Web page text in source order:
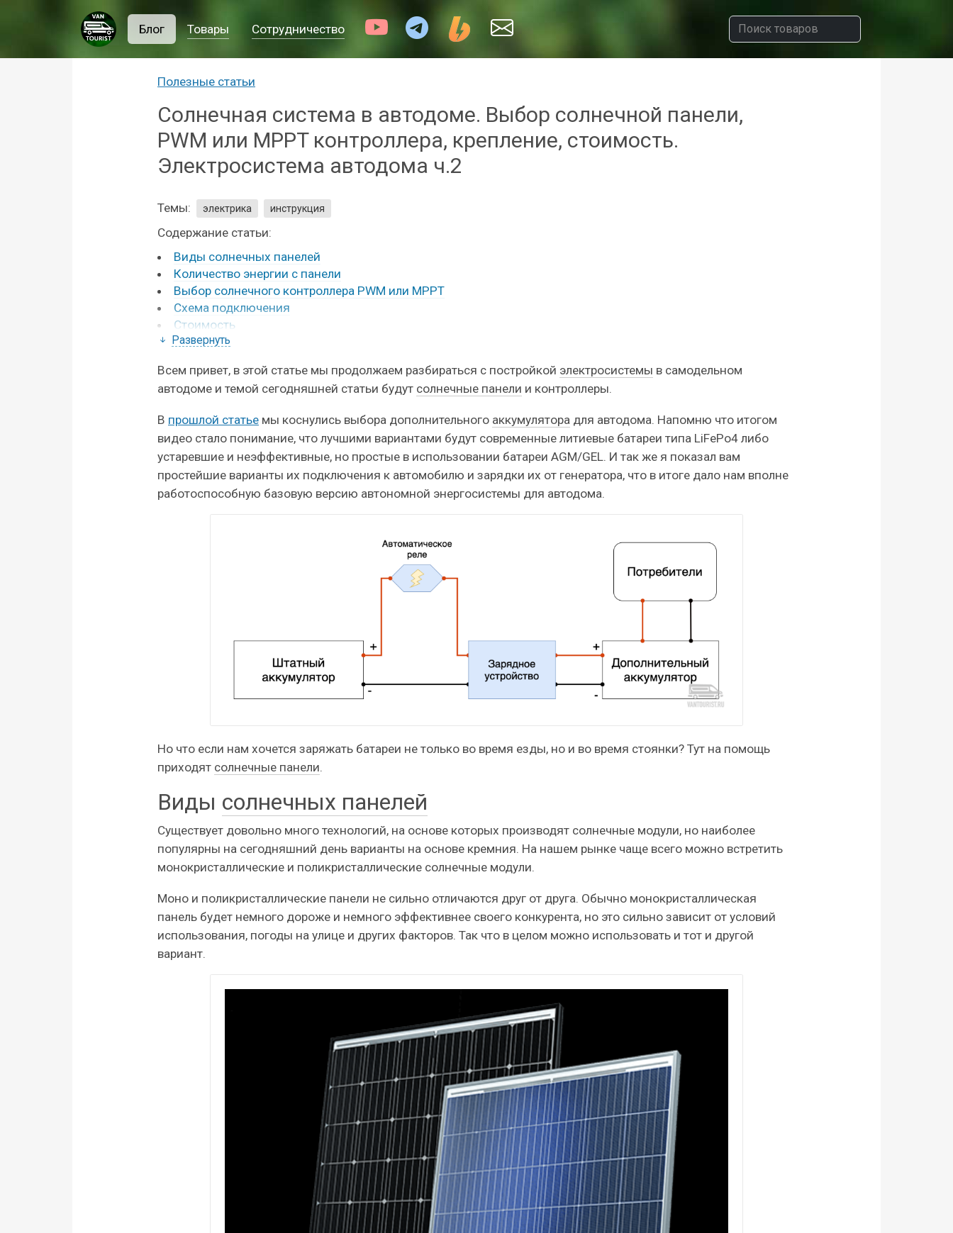
Блог Товары Сотрудничество
Полезные статьи
Солнечная система в автодоме. Выбор солнечной панели,
PWM или MPPT контроллера, крепление, стоимость.
Электросистема автодома ч.2
Темы: электрика инструкция
Содержание статьи:
Виды солнечных панелей
Количество энергии с панели
Выбор солнечного контроллера PWM или MPPT
Схема подключения
Стоимость
Установка панелей
Развернуть
Всем привет, в этой статье мы продолжаем разбираться с постройкой электросистемы в самодельном
автодоме и темой сегодняшней статьи будут солнечные панели и контроллеры.
В прошлой статье мы коснулись выбора дополнительного аккумулятора для автодома. Напомню что итогом
видео стало понимание, что лучшими вариантами будут современные литиевые батареи типа LiFePo4 либо
устаревшие и неэффективные, но простые в использовании батареи AGM/GEL. И так же я показал вам
простейшие варианты их подключения к автомобилю и зарядки их от генератора, что в итоге дало нам вполне
работоспособную базовую версию автономной энергосистемы для автодома.
Но что если нам хочется заряжать батареи не только во время езды, но и во время стоянки? Тут на помощь
приходят солнечные панели.
Виды солнечных панелей
Существует довольно много технологий, на основе которых производят солнечные модули, но наиболее
популярны на сегодняшний день варианты на основе кремния. На нашем рынке чаще всего можно встретить
монокристаллические и поликристаллические солнечные модули.
Моно и поликристаллические панели не сильно отличаются друг от друга. Обычно монокристаллическая
панель будет немного дороже и немного эффективнее своего конкурента, но это сильно зависит от условий
использования, погоды на улице и других факторов. Так что в целом можно использовать и тот и другой
вариант.